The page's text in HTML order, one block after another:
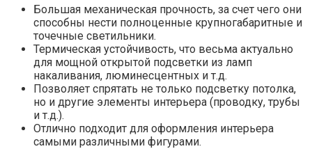
Большая механическая прочность, за счет чего они
способны нести полноценные крупногабаритные и
точечные светильники.
Термическая устойчивость, что весьма актуально
для мощной открытой подсветки из ламп
накаливания, люминесцентных и т.д.
Позволяет спрятать не только подсветку потолка,
но и другие элементы интерьера (проводку, трубы
и т.д.).
Отлично подходит для оформления интерьера
самыми различными фигурами.